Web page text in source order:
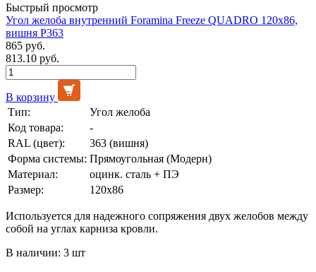
Быстрый просмотр
Угол желоба внутренний Foramina Freeze QUADRO 120х86,
вишня Р363
865 руб.
813.10 руб.
В корзину
Тип:
Угол желоба
Код товара:
-
RAL (цвет):
363 (вишня)
Форма системы: Прямоугольная (Модерн)
Материал:
оцинк. сталь + ПЭ
Размер:
120х86
Используется для надежного сопряжения двух желобов между
собой на углах карниза кровли.
В наличии: 3 шт